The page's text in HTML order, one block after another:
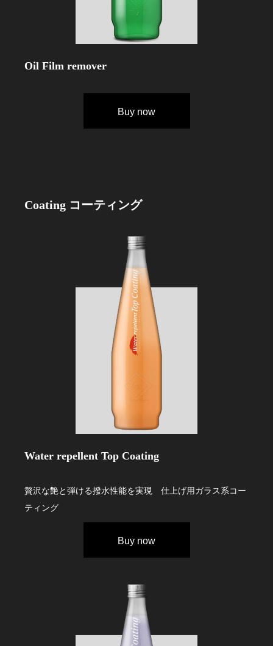
Oil Film remover
Buy now
Coating コーティング
Water repellent Top Coating
贅沢な艶と弾ける撥水性能を実現 仕上げ用ガラス系コー
ティング
Buy now